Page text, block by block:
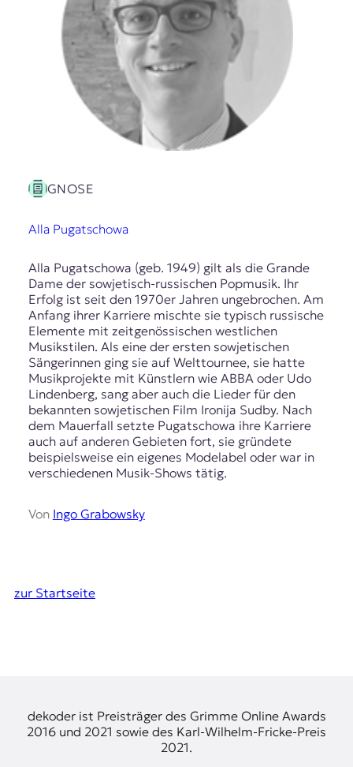
GNOSE
Alla Pugatschowa
Alla Pugatschowa (geb. 1949) gilt als die Grande
Dame der sowjetisch-russischen Popmusik. Ihr
Erfolg ist seit den 1970er Jahren ungebrochen. Am
Anfang ihrer Karriere mischte sie typisch russische
Elemente mit zeitgenössischen westlichen
Musikstilen. Als eine der ersten sowjetischen
Sängerinnen ging sie auf Welttournee, sie hatte
Musikprojekte mit Künstlern wie ABBA oder Udo
Lindenberg, sang aber auch die Lieder für den
bekannten sowjetischen Film Ironija Sudby. Nach
dem Mauerfall setzte Pugatschowa ihre Karriere
auch auf anderen Gebieten fort, sie gründete
beispielsweise ein eigenes Modelabel oder war in
verschiedenen Musik-Shows tätig.
Von Ingo Grabowsky
zur Startseite
dekoder ist Preisträger des Grimme Online Awards
2016 und 2021 sowie des Karl-Wilhelm-Fricke-Preis
2021.